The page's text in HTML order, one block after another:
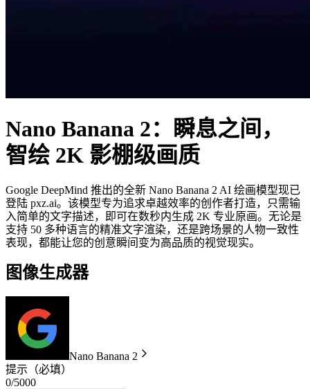
Nano Banana 2：瞬息之间，
智绘 2K 影棚级画质
Google DeepMind 推出的全新 Nano Banana 2 AI 绘画模型现已
登陆 pxz.ai。该模型专为追求卓越效率的创作者打造，只需输
入简单的文字描述，即可在数秒内生成 2K 专业原画。无论是
支持 50 多种语言的精准文字渲染，还是跨场景的人物一致性
表现，都能让您的创意瞬间变为高品质的视觉现实。
图像生成器
Nano Banana 2
提示 （必填）
0/5000